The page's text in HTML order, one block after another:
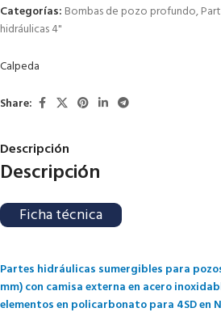
Categorías: Bombas de pozo profundo,
hidráulicas 4"
Calpeda
Share:
Descripción
Descripción
Ficha técnica
Partes hidráulicas sumergibles para
mm) con camisa externa en acero
elementos en policarbonato para 4SD en